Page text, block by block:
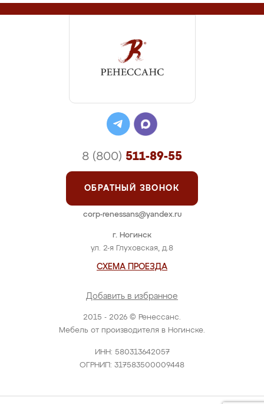
2015 - 2026 © Ренессанс.
Мебель от производителя в Ногинске.
ИНН: 580313642057
ОГРНИП: 317583500009448
г. Ногинск
ул. 2-я Глуховская, д.8
СХЕМА ПРОЕЗДА
Добавить в избранное
8 (800) 511-89-55
ОБРАТНЫЙ ЗВОНОК
corp-renessans@yandex.ru